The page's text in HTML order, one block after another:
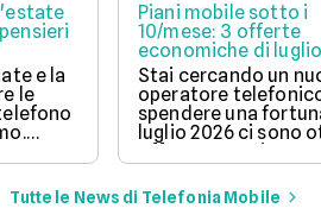
e la
le
2026
5G
e
Piani mobile sotto i
10/mese: 3 offerte
economiche di
Stai cercando un
operatore
spendere una
luglio 2026 ci sono
offerte sotto i 10
mese che includono
tantissimi Giga e la
connessione 5G.
Tutte le News di Telefonia Mobile